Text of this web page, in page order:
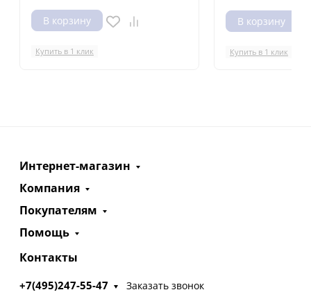
В корзину
Купить в 1 клик
В корзину
Купить в 1 клик
Интернет-магазин
Компания
Покупателям
Помощь
Контакты
+7(495)247-55-47 Заказать звонок